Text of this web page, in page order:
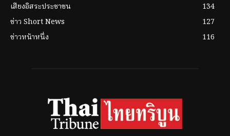
เสียงอิสระประชาชน
134
ข่าว Short News
127
ข่าวหน้าหนึ่ง
116